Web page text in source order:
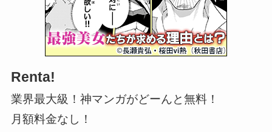
Renta!
業界最大級！神マンガがどーんと無料！
月額料金なし！